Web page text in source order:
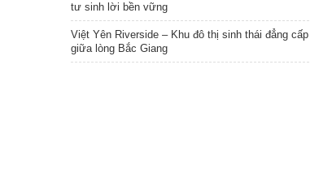
tư sinh lời bền vững
Việt Yên Riverside – Khu đô thị sinh thái đẳng cấp
giữa lòng Bắc Giang